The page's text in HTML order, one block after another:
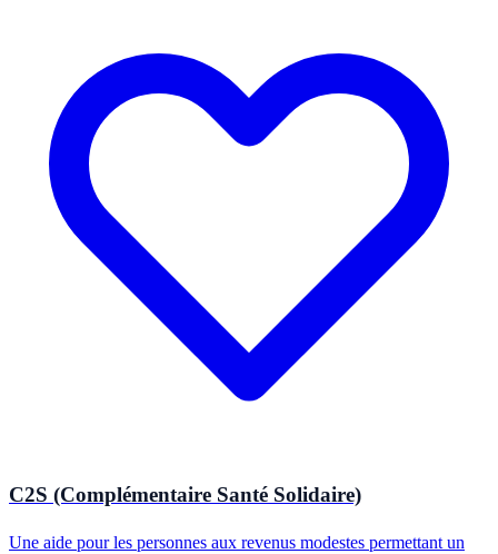
C2S (Complémentaire Santé Solidaire)
Une aide pour les personnes aux revenus modestes permettant un